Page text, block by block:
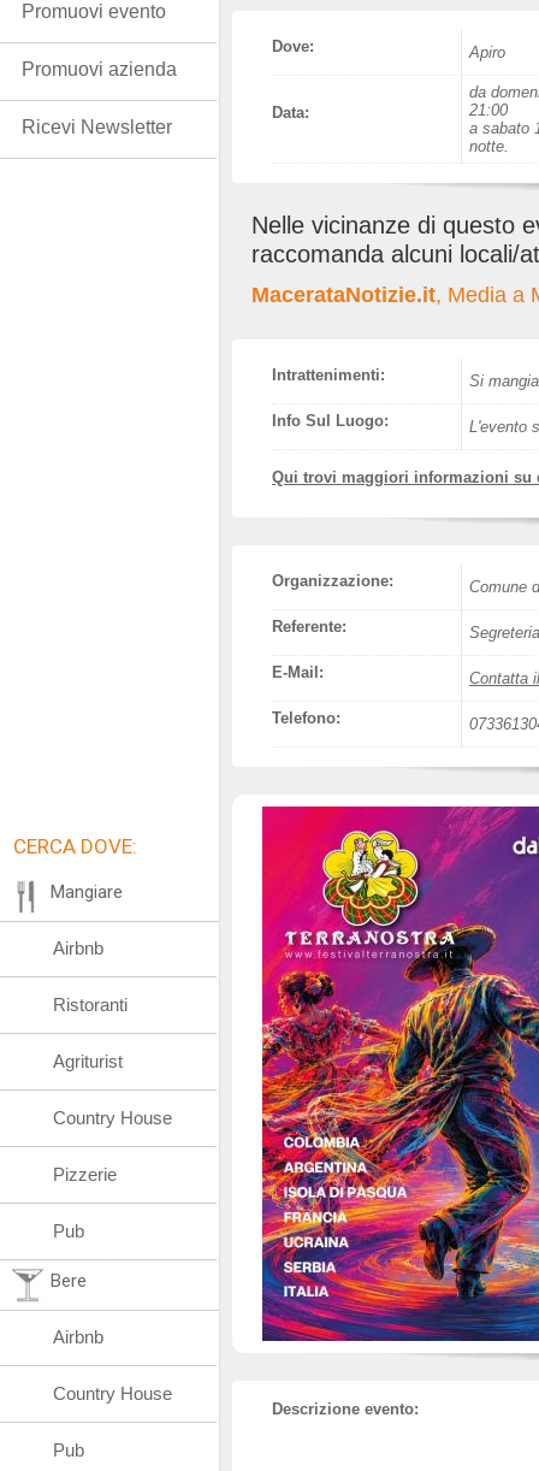
Dove: Apiro
Data:
da
21:00
a sabato
notte.
Nelle vicinanze di questo
raccomanda alcuni locali/
MacerataNotizie.it, Media a
Intrattenimenti: Si mangia
Info Sul Luogo: L'evento
Qui trovi maggiori informazioni su
Organizzazione: Comune
Referente:
E-Mail: Contatta
Telefono:
Descrizione evento:
Promuovi evento
Promuovi azienda
Ricevi Newsletter
CERCA DOVE:
Mangiare
Airbnb
Ristoranti
Agriturist
Country House
Pizzerie
Pub
Bere
Airbnb
Country House
Pub